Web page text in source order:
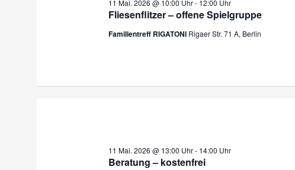
Fliesenflitzer – offene Spielgruppe
11 Mai. 2026 @ 10:00 Uhr- 12:00 Uhr
Familientreff RIGATONI Rigaer Str. 71 A, Berlin
Beratung – kostenfrei
11 Mai. 2026 @ 13:00 Uhr- 14:00 Uhr